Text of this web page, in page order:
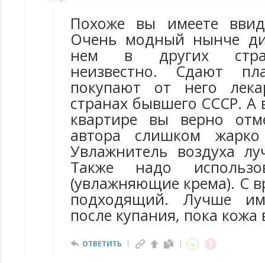
Похоже вы имеете
Очень модный нынче
нем в других
неизвестно. Сдают
покупают от него
странах бывшего СССР. А
квартире вы верно
автора слишком
Увлажнитель воздуха
Также надо
(увлажняющие крема). С
подходящий. Лучше
после купания, пока кожа
ОТВЕТИТЬ